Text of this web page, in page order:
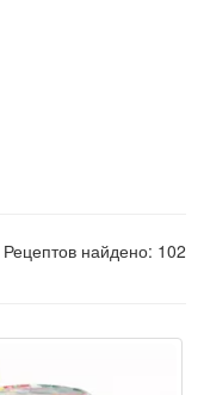
Рецептов найдено: 102